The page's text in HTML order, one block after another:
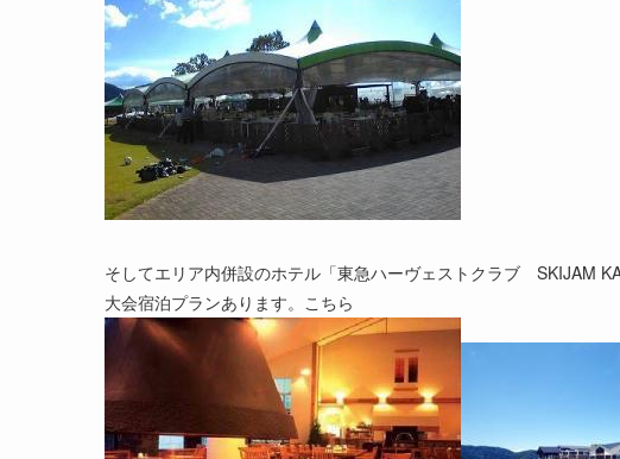
そしてエリア内併設のホテル「東急ハーヴェストクラブ SKIJAM
大会宿泊プランあります。こちら